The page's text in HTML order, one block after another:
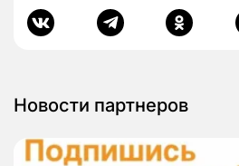
Новости партнеров